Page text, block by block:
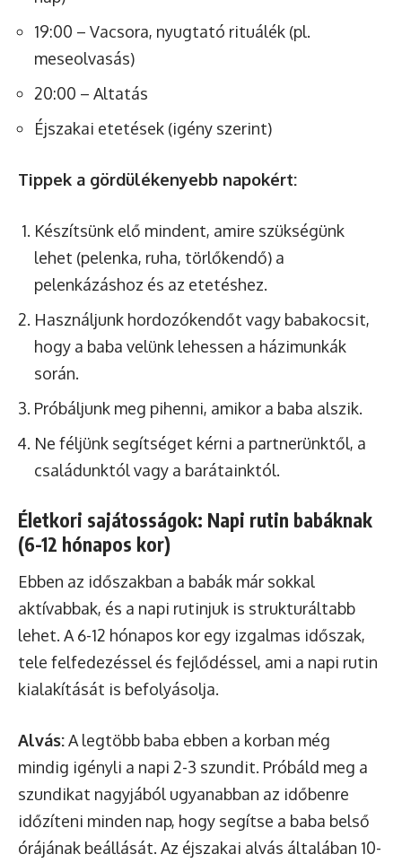
19:00 – Vacsora, nyugtató rituálék (pl.
meseolvasás)
20:00 – Altatás
Éjszakai etetések (igény szerint)
Tippek a gördülékenyebb napokért:
Készítsünk elő mindent, amire szükségünk
lehet (pelenka, ruha, törlőkendő) a
pelenkázáshoz és az etetéshez.
Használjunk hordozókendőt vagy babakocsit,
hogy a baba velünk lehessen a házimunkák
során.
Próbáljunk meg pihenni, amikor a baba alszik.
Ne féljünk segítséget kérni a partnerünktől, a
családunktól vagy a barátainktól.
Életkori sajátosságok: Napi rutin babáknak
(6-12 hónapos kor)
Ebben az időszakban a babák már sokkal
aktívabbak, és a napi rutinjuk is strukturáltabb
lehet. A 6-12 hónapos kor egy izgalmas időszak,
tele felfedezéssel és fejlődéssel, ami a napi rutin
kialakítását is befolyásolja.
Alvás:A legtöbb baba ebben a korban még
mindig igényli a napi 2-3 szundit. Próbáld meg a
szundikat nagyjából ugyanabban az időbenre
időzíteni minden nap, hogy segítse a baba belső
órájának beállását. Az éjszakai alvás általában 10-